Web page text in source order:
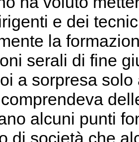
e dei
la
serali di fine
a sorpresa
alcuni punti
di società che